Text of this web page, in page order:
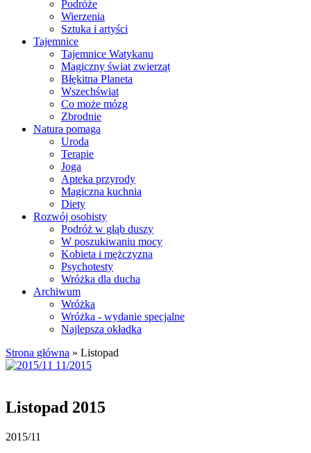
Podróże
Wierzenia
Sztuka i artyści
Tajemnice
Tajemnice Watykanu
Magiczny świat zwierząt
Błękitna Planeta
Wszechświat
Co może mózg
Zbrodnie
Natura pomaga
Uroda
Terapie
Joga
Apteka przyrody
Magiczna kuchnia
Diety
Rozwój osobisty
Podróż w głąb duszy
W poszukiwaniu mocy
Kobieta i mężczyzna
Psychotesty
Wróżka dla ducha
Archiwum
Wróżka
Wróżka - wydanie specjalne
Najlepsza okładka
Strona główna » Listopad
Listopad 2015
2015/11